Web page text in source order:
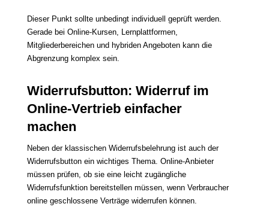
Dieser Punkt sollte unbedingt individuell geprüft werden.
Gerade bei Online-Kursen, Lernplattformen,
Mitgliederbereichen und hybriden Angeboten kann die
Abgrenzung komplex sein.
Widerrufsbutton: Widerruf im
Online-Vertrieb einfacher
machen
Neben der klassischen Widerrufsbelehrung ist auch der
Widerrufsbutton ein wichtiges Thema. Online-Anbieter
müssen prüfen, ob sie eine leicht zugängliche
Widerrufsfunktion bereitstellen müssen, wenn Verbraucher
online geschlossene Verträge widerrufen können.